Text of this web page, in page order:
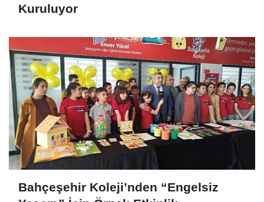
Kuruluyor
Bahçeşehir Koleji’nden “Engelsiz